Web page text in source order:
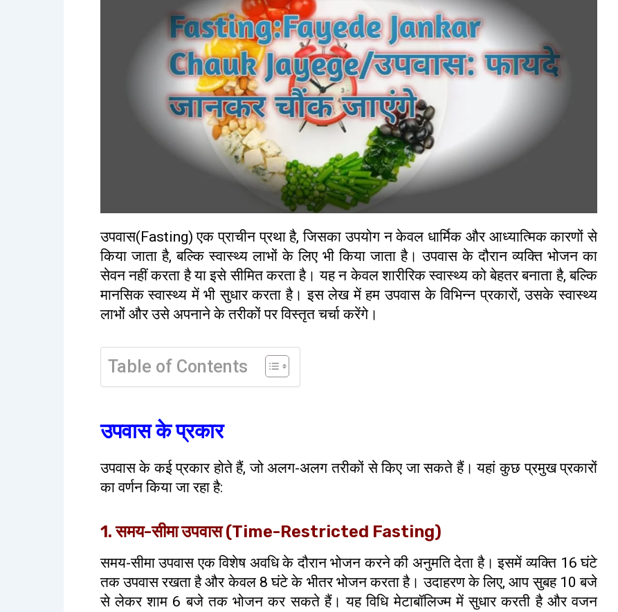
उपवास(Fasting) एक प्राचीन प्रथा है, जिसका उपयोग न केवल धार्मिक और आध्यात्मिक कारणों से
किया जाता है, बल्कि स्वास्थ्य लाभों के लिए भी किया जाता है। उपवास के दौरान व्यक्ति भोजन का
सेवन नहीं करता है या इसे सीमित करता है। यह न केवल शारीरिक स्वास्थ्य को बेहतर बनाता है, बल्कि
मानसिक स्वास्थ्य में भी सुधार करता है। इस लेख में हम उपवास के विभिन्न प्रकारों, उसके स्वास्थ्य
लाभों और उसे अपनाने के तरीकों पर विस्तृत चर्चा करेंगे।
Table of Contents
उपवास के प्रकार
उपवास के कई प्रकार होते हैं, जो अलग-अलग तरीकों से किए जा सकते हैं। यहां कुछ प्रमुख प्रकारों
का वर्णन किया जा रहा है:
1. समय-सीमा उपवास (Time-Restricted Fasting)
समय-सीमा उपवास एक विशेष अवधि के दौरान भोजन करने की अनुमति देता है। इसमें व्यक्ति 16 घंटे
तक उपवास रखता है और केवल 8 घंटे के भीतर भोजन करता है। उदाहरण के लिए, आप सुबह 10 बजे
से लेकर शाम 6 बजे तक भोजन कर सकते हैं। यह विधि मेटाबॉलिज्म में सुधार करती है और वजन